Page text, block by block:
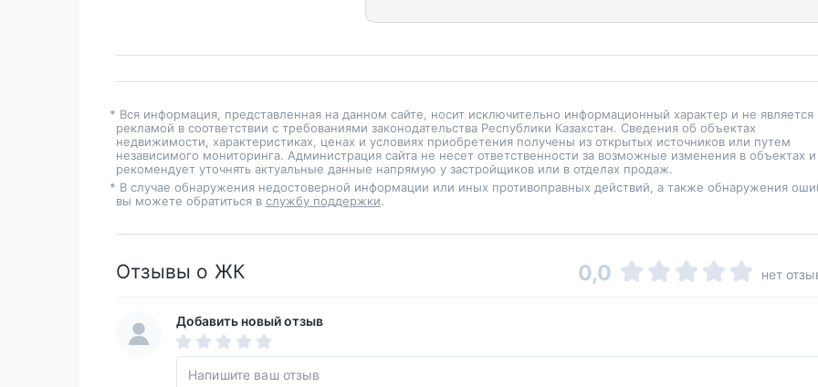
* Вся информация, представленная на данном сайте, носит исключительно информационный характер и не является
рекламой в соответствии с требованиями законодательства Республики Казахстан. Сведения об объектах
недвижимости, характеристиках, ценах и условиях приобретения получены из открытых источников или путем
независимого мониторинга. Администрация сайта не несет ответственности за возможные изменения в объектах и
рекомендует уточнять актуальные данные напрямую у застройщиков или в отделах продаж.
* В случае обнаружения недостоверной информации или иных противоправных действий, а также обнаружения
вы можете обратиться в службу поддержки.
Отзывы о ЖК 0,0 нет
Добавить новый отзыв